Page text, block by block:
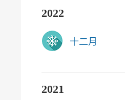
2022
十二月
2021